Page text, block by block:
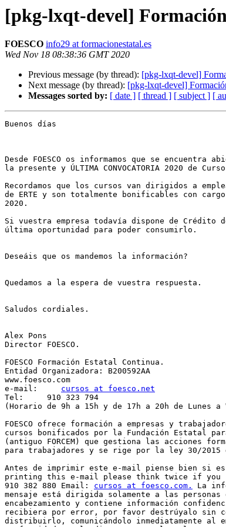
[pkg-lxqt-devel]
FOESCO info29 at formacionestatal.es
Wed Nov 18 08:38:36 GMT 2020
Previous message (by thread): [pkg-lxqt-devel]
Next message (by thread): [pkg-lxqt-devel]
Messages sorted by: [ date ] [ thread ] [ subject ] [
Buenos días
Desde FOESCO os informamos que se
la presente y ÚLTIMA CONVOCATORIA 2020 de
Recordamos que los cursos van dirigidos a
de ERTE y son totalmente bonificables con
2020.
Si vuestra empresa todavía dispone de Crédito
última oportunidad para poder consumirlo.
Deseáis que os mandemos la información?
Quedamos a la espera de vuestra respuesta.
Saludos cordiales.
Alex Pons
Director FOESCO.
FOESCO Formación Estatal Continua.
Entidad Organizadora: B200592AA
www.foesco.com
e-mail: cursos at foesco.net
Tel:     910 323 794
(Horario de 9h a 15h y de 17h a 20h de Lunes a
FOESCO ofrece formación a empresas y
cursos bonificados por la Fundación Estatal
(antiguo FORCEM) que gestiona las acciones
para trabajadores y se rige por la ley 30/2015
Antes de imprimir este e-mail piense bien si
printing this e-mail please think twice if you
910 382 880 Email: cursos at foesco.com.
La
mensaje está dirigida solamente a las
encabezamiento y contiene información
recibiera por error, por favor destrúyalo sin
distribuirlo, comunicándolo inmediatamente al